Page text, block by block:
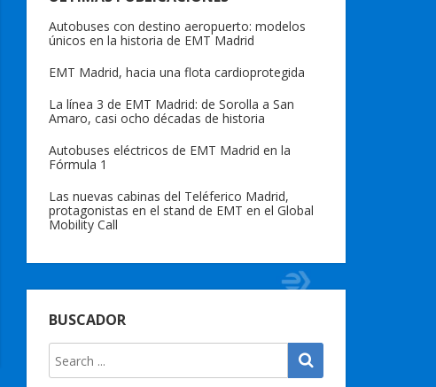
Autobuses con destino aeropuerto: modelos
únicos en la historia de EMT Madrid
EMT Madrid, hacia una flota cardioprotegida
La línea 3 de EMT Madrid: de Sorolla a San
Amaro, casi ocho décadas de historia
Autobuses eléctricos de EMT Madrid en la
Fórmula 1
Las nuevas cabinas del Teléferico Madrid,
protagonistas en el stand de EMT en el Global
Mobility Call
BUSCADOR